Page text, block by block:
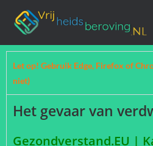
Let op! Gebruik Edge, Firefox of
niet)
Het gevaar van
Gezondverstand.EU |